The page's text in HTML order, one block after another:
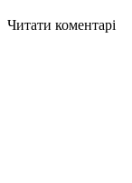
Читати коментарі